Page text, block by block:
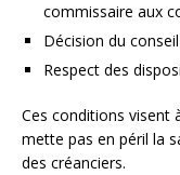
commissaire aux
Décision du
Respect des
Ces conditions visent
mette pas en péril la
des créanciers.